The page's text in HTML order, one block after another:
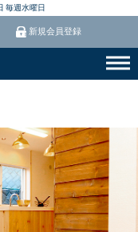
毎週水曜日
新規会員登録